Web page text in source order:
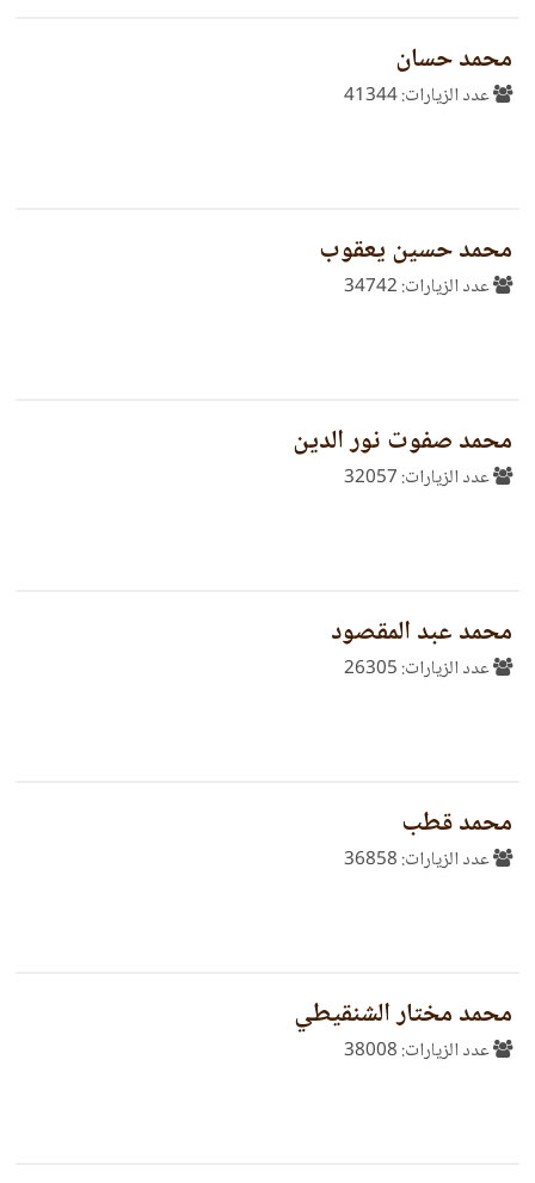
محمد حسان
عدد الزيارات: 41344
محمد حسين يعقوب
عدد الزيارات: 34742
محمد صفوت نور الدين
عدد الزيارات: 32057
محمد عبد المقصود
عدد الزيارات: 26305
محمد قطب
عدد الزيارات: 36858
محمد مختار الشنقيطي
عدد الزيارات: 38008